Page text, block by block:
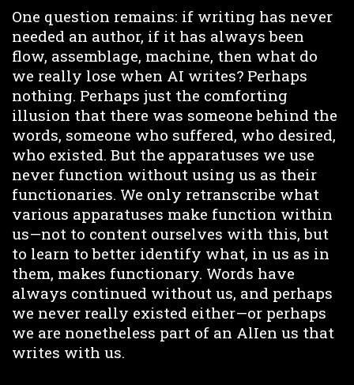
One question remains: if writing has never
needed an author, if it has always been
flow, assemblage, machine, then what do
we really lose when AI writes? Perhaps
nothing. Perhaps just the comforting
illusion that there was someone behind the
words, someone who suffered, who desired,
who existed. But the apparatuses we use
never function without using us as their
functionaries. We only retranscribe what
various apparatuses make function within
us—not to content ourselves with this, but
to learn to better identify what, in us as in
them, makes functionary. Words have
always continued without us, and perhaps
we never really existed either—or perhaps
we are nonetheless part of an AlIen us that
writes with us.